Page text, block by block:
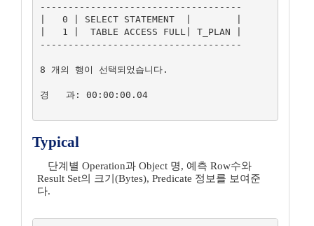
------------------------------------
|   0 | SELECT STATEMENT  |        |
|   1 |  TABLE ACCESS FULL| T_PLAN |
------------------------------------
8 개의 행이 선택되었습니다.
경   과: 00:00:00.04
Typical
단계별 Operation과 Object 명, 예측 Row수와
Result Set의 크기(Bytes), Predicate 정보를 보여준
다.